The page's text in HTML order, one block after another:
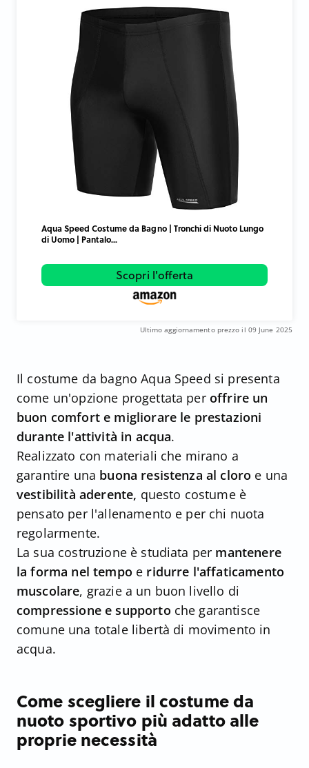
Aqua Speed Costume da Bagno | Tronchi di Nuoto Lungo
di Uomo | Pantalo...
Scopri l'offerta
Ultimo aggiornamento prezzo il 09 June 2025
Il costume da bagno Aqua Speed si presenta
come un'opzione progettata per offrire un
buon comfort e migliorare le prestazioni
durante l'attività in acqua.
Realizzato con materiali che mirano a
garantire una buona resistenza al cloro e una
vestibilità aderente, questo costume è
pensato per l'allenamento e per chi nuota
regolarmente.
La sua costruzione è studiata per mantenere
la forma nel tempo e ridurre l'affaticamento
muscolare, grazie a un buon livello di
compressione e supporto che garantisce
comune una totale libertà di movimento in
acqua.
Come scegliere il costume da
nuoto sportivo più adatto alle
proprie necessità